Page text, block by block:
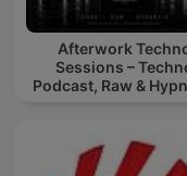
Afterwork
Sessions –
Podcast, Raw &